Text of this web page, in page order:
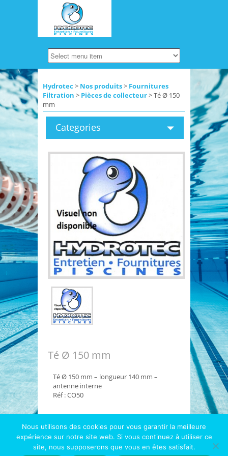
Hydrotec > Nos produits> Fournitures
Filtration > Pièces de collecteur> Té Ø 150
mm
Categories
Té Ø 150 mm
Té Ø 150 mm – longueur 140 mm –
antenne interne
Réf : CO50
Copyright © 2026 Hydrotec - Le spécialiste 1000
piscines et diatomées |Mentions légales|
Nous utilisons des cookies pour vous garantir la meilleure
expérience sur notre site web. Si vous continuez à utiliser ce
site, nous supposerons que vous en êtes satisfait.